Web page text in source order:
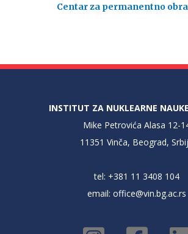
Centar za permanentno
INSTITUT ZA NUKLEARNE
Mike Petrovića Alasa 12-
11351 Vinča, Beograd,
tel: +381 11 3408 104
email: office@vin.bg.ac.rs